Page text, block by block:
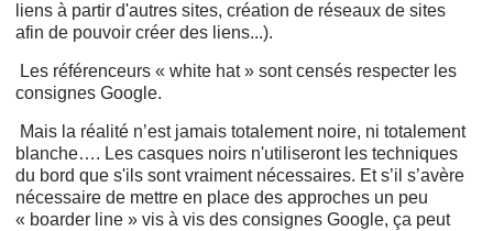
liens à partir d'autres sites, création de réseaux de sites
afin de pouvoir créer des liens...).
Les référenceurs « white hat » sont censés respecter les
consignes Google.
Mais la réalité n’est jamais totalement noire, ni totalement
blanche…. Les casques noirs n'utiliseront les techniques
du bord que s'ils sont vraiment nécessaires. Et s’il s’avère
nécessaire de mettre en place des approches un peu
« boarder line » vis à vis des consignes Google, ça peut